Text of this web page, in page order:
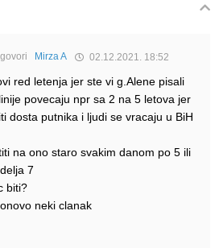
Mirza A 02.12.2021. 18:52
red letenja jer ste vi g.Alene pisali
povecaju npr sa 2 na 5 letova jer
dosta putnika i ljudi se vracaju u BiH
na ono staro svakim danom po 5 ili
7
biti?
neki clanak